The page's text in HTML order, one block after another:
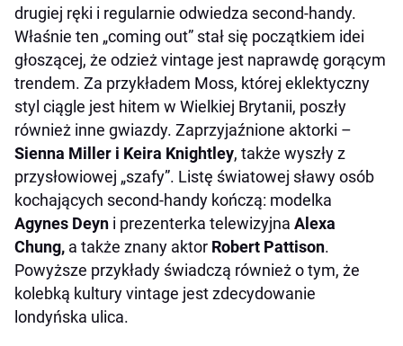
drugiej ręki i regularnie odwiedza second-handy.
Właśnie ten „coming out” stał się początkiem idei
głoszącej, że odzież vintage jest naprawdę gorącym
trendem. Za przykładem Moss, której eklektyczny
styl ciągle jest hitem w Wielkiej Brytanii, poszły
również inne gwiazdy. Zaprzyjaźnione aktorki –
Sienna Miller i Keira Knightley, także wyszły z
przysłowiowej „szafy”. Listę światowej sławy osób
kochających second-handy kończą: modelka
Agynes Deyn i prezenterka telewizyjna Alexa
Chung, a także znany aktor Robert Pattison.
Powyższe przykłady świadczą również o tym, że
kolebką kultury vintage jest zdecydowanie
londyńska ulica.